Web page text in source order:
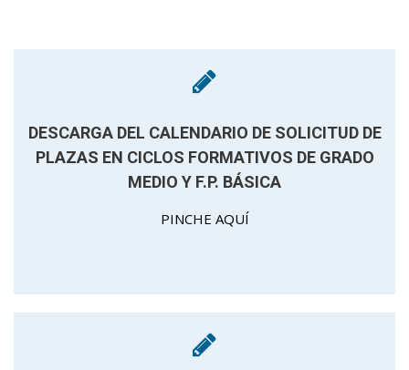
DESCARGA DEL CALENDARIO DE SOLICITUD DE
PLAZAS EN CICLOS FORMATIVOS DE GRADO
MEDIO Y F.P. BÁSICA
PINCHE AQUÍ